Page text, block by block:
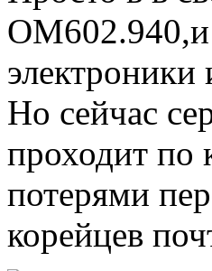
ОМ602.940,и
электроники
Но сейчас
проходит по
потерями
корейцев